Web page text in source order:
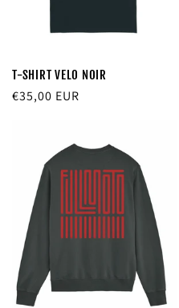
T-SHIRT VELO NOIR
Prix
€35,00 EUR